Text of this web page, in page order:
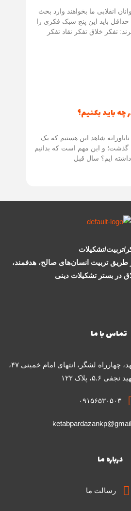
انقلابی ما بخواهند وارد بحث
باید این پنج سبک فکری را
تفکر خلاق تفکر نقاد تفکر
باید بکنیم؟
شاهد این هستیم که یک
گذشت؛ و این مهم است که بدانیم
ایم؟ سال قبل
تربیت/تشکیلات
طریق تربیت انسان‌های صالح، هدفمند،
در بستر تشکیلات دینی
تماس با ما
آدرس مجموعه: مشهد، چهارراه لشگر، انتهای امام خمینی ۴۷،
۵.۶، پلاک ۱۲۲
۰۹۱۵۶۵۳۰۵۰۳
درباره ما
رسالت ما